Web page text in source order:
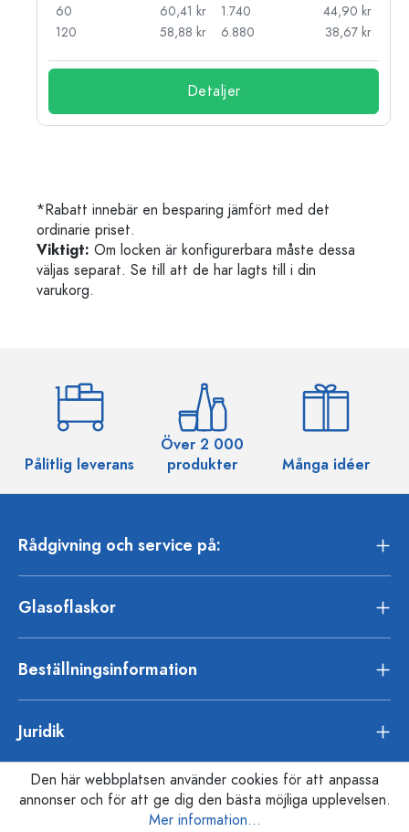
60
60,41 kr
120
58,88 kr
1.740
44,90 kr
6.880
38,67 kr
Detaljer
*Rabatt innebär en besparing jämfört med det
ordinarie priset.
Viktigt: Om locken är konfigurerbara måste dessa
väljas separat. Se till att de har lagts till i din
varukorg.
Pålitlig leverans
Över 2 000
produkter
Många idéer
Rådgivning och service på:
Glasoflaskor
Beställningsinformation
Juridik
Den här webbplatsen använder cookies för att anpassa
annonser och för att ge dig den bästa möjliga upplevelsen.
Mer information...